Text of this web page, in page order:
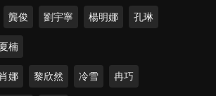
龔俊 劉宇寧 楊明娜 孔琳
夏楠
肖娜 黎欣然 冷雪 冉巧